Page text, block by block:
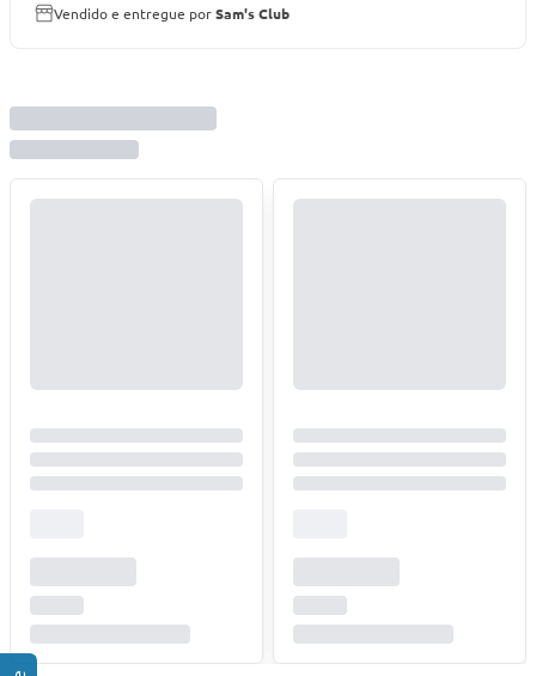
Vendido e entregue porSam's Club